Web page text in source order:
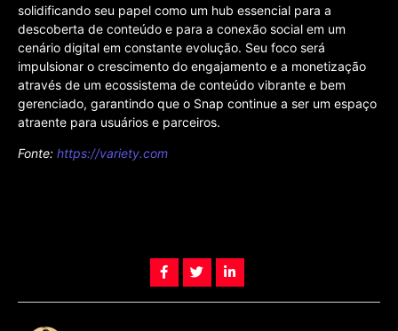
solidificando seu papel como um hub essencial para a
descoberta de conteúdo e para a conexão social em um
cenário digital em constante evolução. Seu foco será
impulsionar o crescimento do engajamento e a monetização
através de um ecossistema de conteúdo vibrante e bem
gerenciado, garantindo que o Snap continue a ser um espaço
atraente para usuários e parceiros.
Fonte: https://variety.com